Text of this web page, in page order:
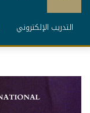
التدريب الإلكتروني